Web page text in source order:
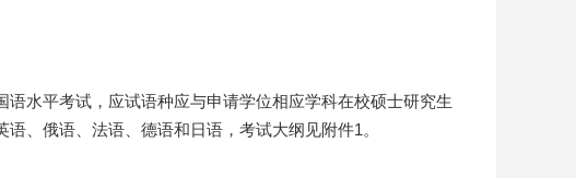
水平考试，应试语种应与申请学位相应学科在校硕士研究生
、俄语、法语、德语和日语，考试大纲见附件1。